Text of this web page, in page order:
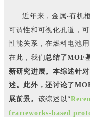
近年来，金属-有机
可调性和可视化孔道，
性能关系，在燃料电池
在此，我们 总结了MOF
新研究进展。本综述针
述。此外，还讨论了
展前景。 该综述以“
frameworks-based